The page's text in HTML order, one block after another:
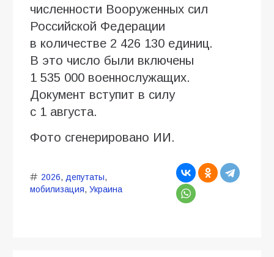
численности Вооруженных сил
Российской Федерации
в количестве 2 426 130 единиц.
В это число были включены
1 535 000 военнослужащих.
Документ вступит в силу
с 1 августа.
Фото сгенерировано ИИ.
2026, депутаты,
мобилизация, Украина